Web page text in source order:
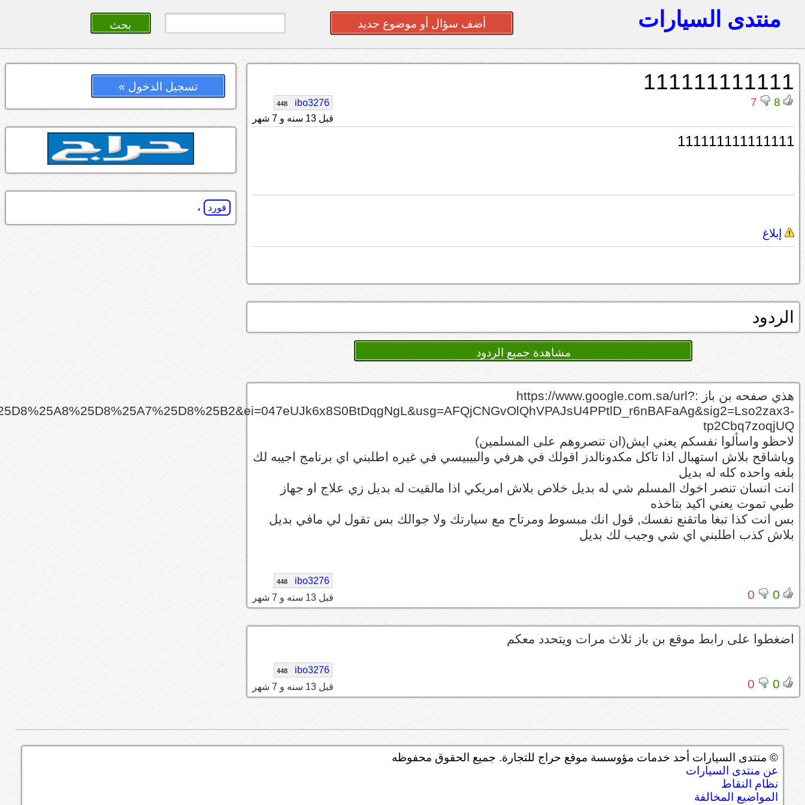
منتدى السيارات أضف سؤال أو موضوع جديد
111111111111
8
7
ibo3276
448
قبل 13 سنه و 7 شهر
111111111111111
إبلاغ
الردود
هذي صفحه بن باز :https://www.google.com.sa/url?
tp2Cbq7zoqjUQ
لاحظو واسألوا نفسكم يعني ايش(ان تنصروهم على المسلمين)
وياشاقح بلاش استهبال اذا تاكل مكدونالدز اقولك في هرفي والبيبيسي في غيره اطلبني اي برنامج اجيبه لك
بلغه واحده كله له بديل
انت انسان تنصر اخوك المسلم شي له بديل خلاص بلاش امريكي اذا مالقيت له بديل زي علاج او جهاز
طبي تموت يعني اكيد بتاخذه
بس انت كذا تبغا ماتقنع نفسك, قول انك مبسوط ومرتاح مع سيارتك ولا جوالك بس تقول لي مافي بديل
بلاش كذب اطلبني اي شي وجيب لك بديل
0
0
ibo3276
448
قبل 13 سنه و 7 شهر
اضغطوا على رابط موقع بن باز ثلاث مرات ويتحدد معكم
0
0
ibo3276
448
قبل 13 سنه و 7 شهر
تسجيل الدخول »
فورد ،
© منتدى السيارات أحد خدمات مؤوسسة موقع حراج للتجارة. جميع الحقوق محفوظه
عن منتدى السيارات
نظام النقاط
المواضيع المخالفة